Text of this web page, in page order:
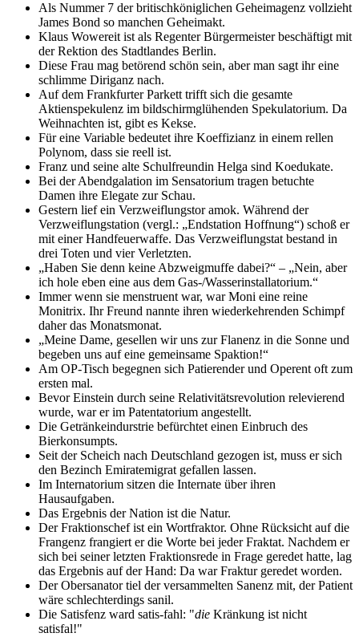
Als Nummer 7 der britischköniglichen Geheimagenz vollzieht
James Bond so manchen Geheimakt.
Klaus Wowereit ist als Regenter Bürgermeister beschäftigt mit
der Rektion des Stadtlandes Berlin.
Diese Frau mag betörend schön sein, aber man sagt ihr eine
schlimme Diriganz nach.
Auf dem Frankfurter Parkett trifft sich die gesamte
Aktienspekulenz im bildschirmglühenden Spekulatorium. Da
Weihnachten ist, gibt es Kekse.
Für eine Variable bedeutet ihre Koeffizianz in einem rellen
Polynom, dass sie reell ist.
Franz und seine alte Schulfreundin Helga sind Koedukate.
Bei der Abendgalation im Sensatorium tragen betuchte
Damen ihre Elegate zur Schau.
Gestern lief ein Verzweiflungstor amok. Während der
Verzweiflungstation (vergl.: „Endstation Hoffnung“) schoß er
mit einer Handfeuerwaffe. Das Verzweiflungstat bestand in
drei Toten und vier Verletzten.
„Haben Sie denn keine Abzweigmuffe dabei?“ – „Nein, aber
ich hole eben eine aus dem Gas-/Wasserinstallatorium.“
Immer wenn sie menstruent war, war Moni eine reine
Monitrix. Ihr Freund nannte ihren wiederkehrenden Schimpf
daher das Monatsmonat.
„Meine Dame, gesellen wir uns zur Flanenz in die Sonne und
begeben uns auf eine gemeinsame Spaktion!“
Am OP-Tisch begegnen sich Patierender und Operent oft zum
ersten mal.
Bevor Einstein durch seine Relativitätsrevolution relevierend
wurde, war er im Patentatorium angestellt.
Die Getränkeindurstrie befürchtet einen Einbruch des
Bierkonsumpts.
Seit der Scheich nach Deutschland gezogen ist, muss er sich
den Bezinch Emiratemigrat gefallen lassen.
Im Internatorium sitzen die Internate über ihren
Hausaufgaben.
Das Ergebnis der Nation ist die Natur.
Der Fraktionschef ist ein Wortfraktor. Ohne Rücksicht auf die
Frangenz frangiert er die Worte bei jeder Fraktat. Nachdem er
sich bei seiner letzten Fraktionsrede in Frage geredet hatte, lag
das Ergebnis auf der Hand: Da war Fraktur geredet worden.
Der Obersanator tiel der versammelten Sanenz mit, der Patient
wäre schlechterdings sanil.
Die Satisfenz ward satis-fahl: "die Kränkung ist nicht
satisfal!"